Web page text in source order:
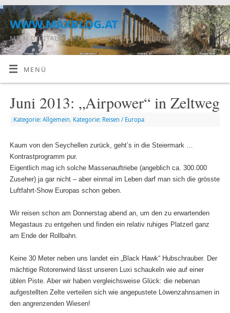
www.maxblog.at
MEIN DIGITALES SPORT- UND REISETAGEBUCH
MENÜ
Juni 2013: „Airpower“ in Zeltweg
Kategorie: Allgemein Kategorie: Reisen / Europa
Kaum von den Seychellen zurück, geht’s in die Steiermark …
Kontrastprogramm pur.
Eigentlich mag ich solche Massenauftriebe (angeblich ca. 300.000
Zuseher) ja gar nicht – aber einmal im Leben darf man sich die grösste
Luftfahrt-Show Europas schon geben.
Wir reisen schon am Donnerstag abend an, um den zu erwartenden
Megastaus zu entgehen und finden ein relativ ruhiges Platzerl ganz
am Ende der Rollbahn.
Keine 30 Meter neben uns landet ein „Black Hawk“ Hubschrauber. Der
mächtige Rotorenwind lässt unseren Luxi schaukeln wie auf einer
üblen Piste. Aber wir haben vergleichsweise Glück: die nebenan
aufgestellten Zelte verteilen sich wie angepustete Löwenzahnsamen in
den angrenzenden Wiesen!